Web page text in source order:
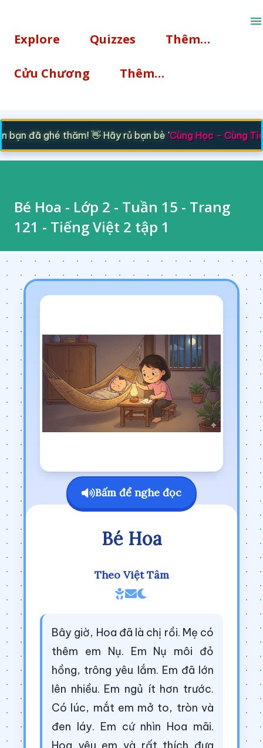
Explore Quizzes Thêm…
Cửu Chương Thêm…
bạn đã ghé thăm! 👋 Hãy rủ bạn bè 'Cùng Học - Cùng Tiến
Bé Hoa - Lớp 2 - Tuần 15 - Trang
121 - Tiếng Việt 2 tập 1
Bấm để nghe đọc
Bé Hoa
Theo Việt Tâm
Bây giờ, Hoa đã là chị rồi. Mẹ có
thêm em Nụ. Em Nụ môi đỏ
hồng, trông yêu lắm. Em đã lớn
lên nhiều. Em ngủ ít hơn trước.
Có lúc, mắt em mở to, tròn và
đen láy. Em cứ nhìn Hoa mãi.
Hoa yêu em và rất thích đưa